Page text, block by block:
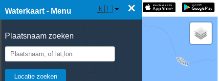
Waterkaart - Menu ×
Plaatsnaam zoeken
☰ Waterkaart Live 🇳🇱